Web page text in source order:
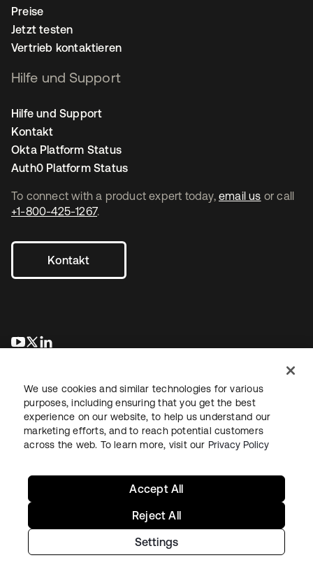
To connect with a product expert today, email us or call
+1-800-425-1267.
Kontakt
wird in einer neuen Registerkarte geöffnet
wird in einer neuen Registerkarte geöffnet
Preise
Jetzt testen
Vertrieb kontaktieren
Hilfe und Support
Hilfe und Support
Kontakt
Okta Platform Status
Auth0 Platform Status
RechtDatenschutzrichtlinieNutzungsbedingungenSicherheit
Copyright © 2026 Okta. Alle Rechte vorbehalten.
We use cookies and similar technologies for various
purposes, including ensuring that you get the best
experience on our website, to help us understand our
marketing efforts, and to reach potential customers
across the web. To learn more, visit our Privacy Policy
Settings
Reject All
Accept All